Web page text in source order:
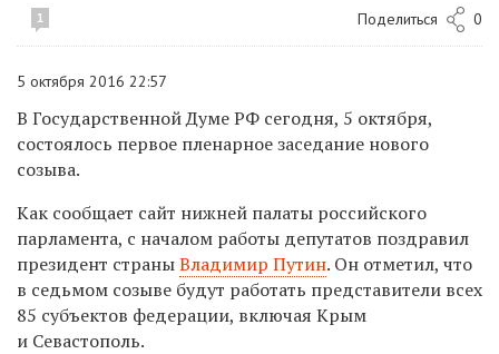
1 Поделиться 0
5 октября 2016 22:57
В Государственной Думе РФ сегодня, 5 октября,
состоялось первое пленарное заседание нового
созыва.
Как сообщает сайт нижней палаты российского
парламента, с началом работы депутатов поздравил
президент страныВладимир Путин. Он отметил, что
в седьмом созыве будут работать представители всех
85 субъектов федерации, включая Крым
и Севастополь.